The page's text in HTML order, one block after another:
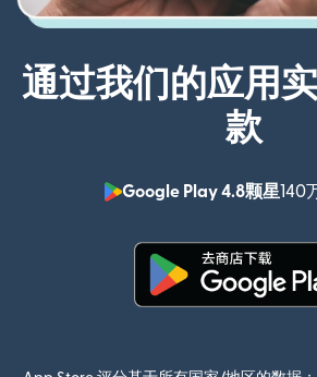
通过我们的应用
款
Google Play 4.8颗星140